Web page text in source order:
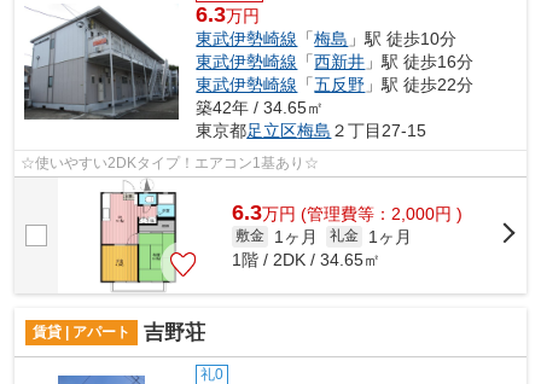
6.3万円
東武伊勢崎線 「梅島 」駅 徒歩10分
東武伊勢崎線 「西新井 」駅 徒歩16分
東武伊勢崎線 「五反野 」駅 徒歩22分
築42年 / 34.65㎡
東京都足立区梅島 ２丁目27-15
☆使いやすい2DKタイプ！エアコン1基あり☆
6.3万円 (管理費等：2,000円 )
敷金 1ヶ月 礼金
1ヶ月
1階 / 2DK / 34.65㎡
賃貸 | アパート 吉野荘
礼0